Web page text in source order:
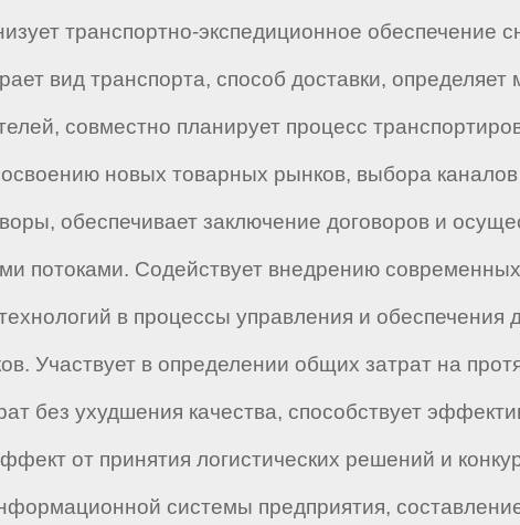
транспортно-экспедиционное обеспечение
вид транспорта, способ доставки,
совместно планирует процесс
новых товарных рынков, выбора
обеспечивает заключение договоров и
потоками. Содействует внедрению
в процессы управления и
Участвует в определении общих затрат на
без ухудшения качества, способствует
от принятия логистических решений и
системы предприятия,